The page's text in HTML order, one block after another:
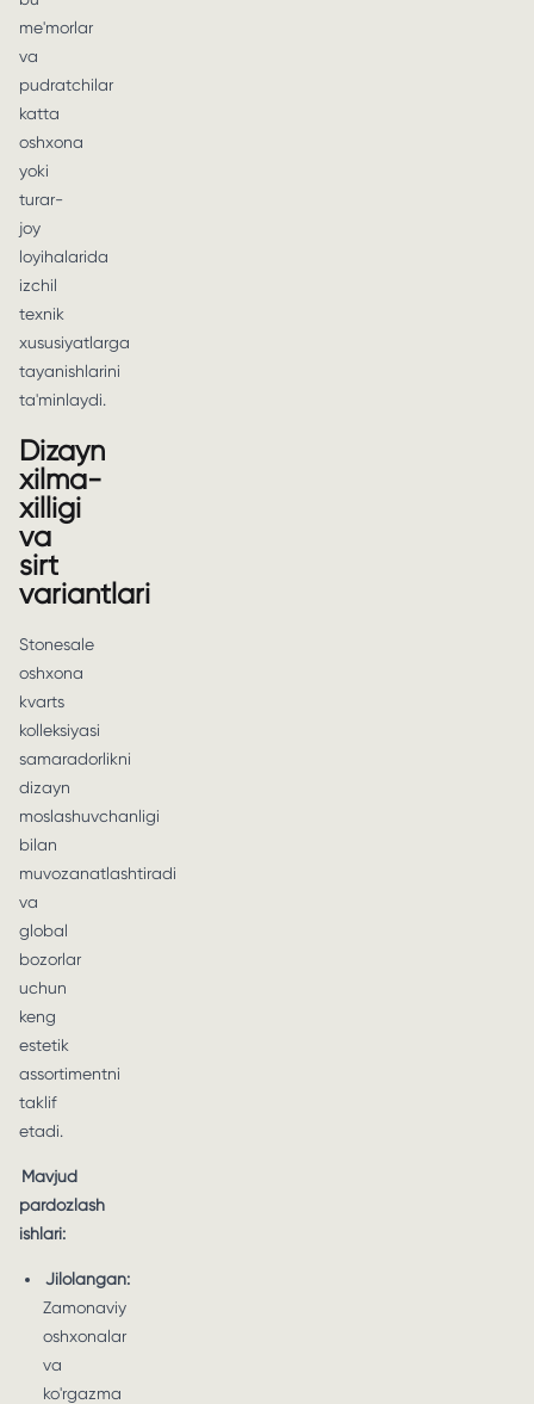
me'morlar
va
pudratchilar
katta
oshxona
yoki
turar-
joy
loyihalarida
izchil
texnik
xususiyatlarga
tayanishlarini
ta'minlaydi.
Dizayn
xilma-
xilligi
va
sirt
variantlari
Stonesale
oshxona
kvarts
kolleksiyasi
samaradorlikni
dizayn
moslashuvchanligi
bilan
muvozanatlashtiradi
va
global
bozorlar
uchun
keng
estetik
assortimentni
taklif
etadi.
Mavjud
pardozlash
ishlari:
Jilolangan:
Zamonaviy
oshxonalar
va
ko'rgazma